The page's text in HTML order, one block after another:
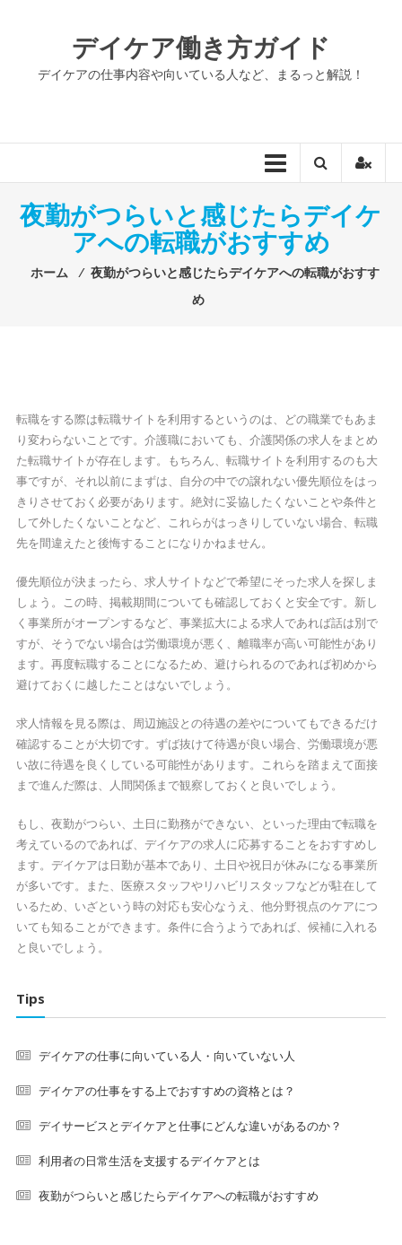
デイケア働き方ガイド
デイケアの仕事内容や向いている人など、まるっと解説！
夜勤がつらいと感じたらデイケ
アへの転職がおすすめ
ホーム ⁄ 夜勤がつらいと感じたらデイケアへの転職がおすす
め
転職をする際は転職サイトを利用するというのは、どの職業でもあま
り変わらないことです。介護職においても、介護関係の求人をまとめ
た転職サイトが存在します。もちろん、転職サイトを利用するのも大
事ですが、それ以前にまずは、自分の中での譲れない優先順位をはっ
きりさせておく必要があります。絶対に妥協したくないことや条件と
して外したくないことなど、これらがはっきりしていない場合、転職
先を間違えたと後悔することになりかねません。
優先順位が決まったら、求人サイトなどで希望にそった求人を探しま
しょう。この時、掲載期間についても確認しておくと安全です。新し
く事業所がオープンするなど、事業拡大による求人であれば話は別で
すが、そうでない場合は労働環境が悪く、離職率が高い可能性があり
ます。再度転職することになるため、避けられるのであれば初めから
避けておくに越したことはないでしょう。
求人情報を見る際は、周辺施設との待遇の差やについてもできるだけ
確認することが大切です。ずば抜けて待遇が良い場合、労働環境が悪
い故に待遇を良くしている可能性があります。これらを踏まえて面接
まで進んだ際は、人間関係まで観察しておくと良いでしょう。
もし、夜勤がつらい、土日に勤務ができない、といった理由で転職を
考えているのであれば、デイケアの求人に応募することをおすすめし
ます。デイケアは日勤が基本であり、土日や祝日が休みになる事業所
が多いです。また、医療スタッフやリハビリスタッフなどが駐在して
いるため、いざという時の対応も安心なうえ、他分野視点のケアにつ
いても知ることができます。条件に合うようであれば、候補に入れる
と良いでしょう。
Tips
デイケアの仕事に向いている人・向いていない人
デイケアの仕事をする上でおすすめの資格とは？
デイサービスとデイケアと仕事にどんな違いがあるのか？
利用者の日常生活を支援するデイケアとは
夜勤がつらいと感じたらデイケアへの転職がおすすめ